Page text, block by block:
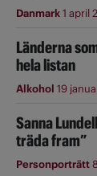
Danmark1 april
Länderna
hela listan
Alkohol 19
Sanna
träda fram”
Personporträtt